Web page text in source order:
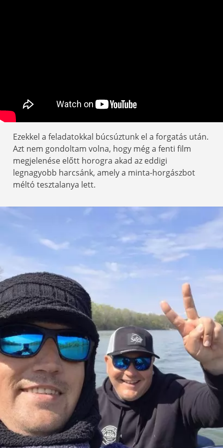
Ezekkel a feladatokkal búcsúztunk el a forgatás után.
Azt nem gondoltam volna, hogy még a fenti film
megjelenése előtt horogra akad az eddigi
legnagyobb harcsánk, amely a minta-horgászbot
méltó tesztalanya lett.